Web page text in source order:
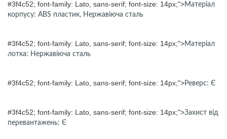
#3f4c52; font-family: Lato, sans-serif; font-size: 14px;">Матеріал
корпусу: ABS пластик, Нержавіюча сталь
#3f4c52; font-family: Lato, sans-serif; font-size: 14px;">Матеріал
лотка: Нержавіюча сталь
#3f4c52; font-family: Lato, sans-serif; font-size: 14px;">Реверс: Є
#3f4c52; font-family: Lato, sans-serif; font-size: 14px;">Захист від
перевантажень: Є